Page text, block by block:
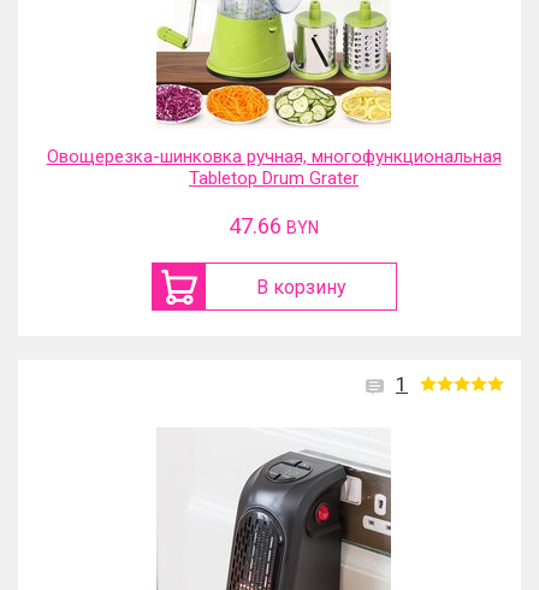
Овощерезка-шинковка ручная, многофункциональная
Tabletop Drum Grater
47.66 BYN
В корзину
1